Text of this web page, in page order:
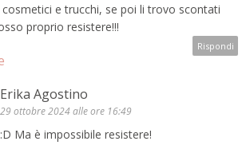
e trucchi, se poi li trovo scontati
proprio resistere!!!
Rispondi
Erika Agostino
29 ottobre 2024 alle ore 16:49
:D Ma è impossibile resistere!